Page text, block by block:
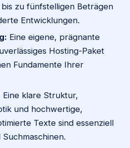
zu fünfstelligen Beträgen
Entwicklungen.
Eine eigene, prägnante
Hosting-Paket
Fundamente Ihrer
Eine klare Struktur,
und hochwertige,
Texte sind essenziell